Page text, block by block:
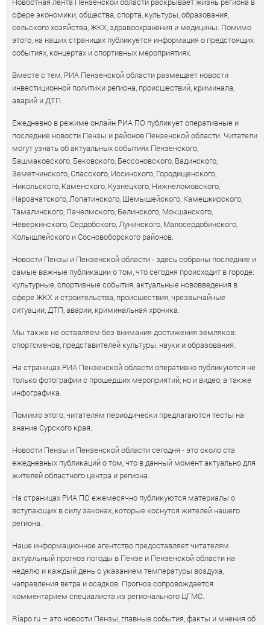
сфере экономики, общества, спорта, культуры, образования,
сельского хозяйства, ЖКХ, здравоохранения и медицины. Помимо
этого, на наших страницах публикуется информация о предстоящих
событиях, концертах и спортивных мероприятиях.
Вместе с тем, РИА Пензенской области размещает новости
инвестиционной политики региона, происшествий, криминала,
аварий и ДТП.
Ежедневно в режиме онлайн РИА ПО публикует оперативные и
последние новости Пензы и районов Пензенской области. Читатели
могут узнать об актуальных событиях Пензенского,
Башмаковского, Бековского, Бессоновского, Вадинского,
Земетчинского, Спасского, Иссинского, Городищенского,
Никольского, Каменского, Кузнецкого, Нижнеломовского,
Наровчатского, Лопатинского, Шемышейского, Камешкирского,
Тамалинского, Пачелмского, Белинского, Мокшанского,
Неверкинского, Сердобского, Лунинского, Малосердобинского,
Колышлейского и Сосновоборского районов.
Новости Пензы и Пензенской области - здесь собраны последние и
самые важные публикации о том, что сегодня происходит в городе:
культурные, спортивные события, актуальные нововведения в
сфере ЖКХ и строительства, происшествия, чрезвычайные
ситуации, ДТП, аварии, криминальная хроника.
Мы также не оставляем без внимания достижения земляков:
спортсменов, представителей культуры, науки и образования.
На страницах РИА Пензенской области оперативно публикуются не
только фотографии с прошедших мероприятий, но и видео, а также
инфографика.
Помимо этого, читателям периодически предлагаются тесты на
знание Сурского края.
Новости Пензы и Пензенской области сегодня - это около ста
ежедневных публикаций о том, что в данный момент актуально для
жителей областного центра и региона.
На страницах РИА ПО ежемесячно публикуются материалы о
вступающих в силу законах, которые коснутся жителей нашего
региона.
Наше информационное агентство предоставляет читателям
актуальный прогноз погоды в Пензе и Пензенской области на
неделю и каждый день с указанием температуры воздуха,
направления ветра и осадков. Прогноз сопровождается
комментарием специалиста из регионального ЦГМС.
Riapo.ru – это новости Пензы, главные события, факты и мнения об